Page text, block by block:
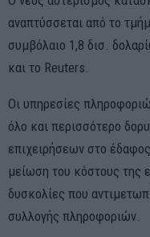
αναπτύσσεται από το
συμβόλαιο 1,8 δισ.
και το Reuters.
Οι υπηρεσίες
όλο και περισσότερο
επιχειρήσεων στο
μείωση του κόστους της
δυσκολίες που
συλλογής πληροφοριών.